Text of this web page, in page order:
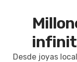
Desde joyas